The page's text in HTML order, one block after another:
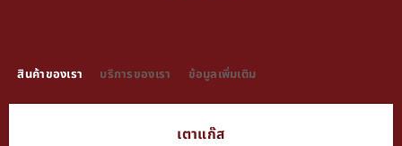
สินค้าของเรา บริการของเรา ข้อมูลเพิ่มเติม
เตาแก๊ส